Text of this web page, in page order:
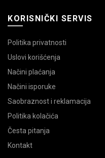
KORISNIČKI SERVIS
Politika privatnosti
Uslovi korišćenja
Načini plaćanja
Načini isporuke
Saobraznost i reklamacija
Politika kolačića
Česta pitanja
Kontakt